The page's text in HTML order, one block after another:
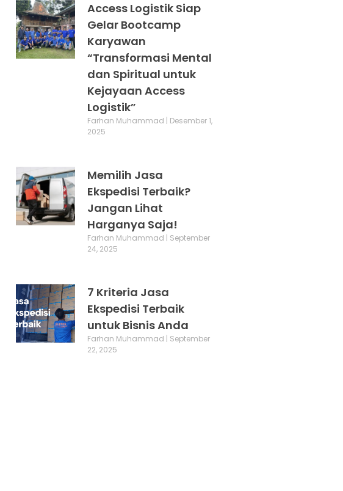
Access Logistik Siap
Gelar Bootcamp
Karyawan
“Transformasi Mental
dan Spiritual untuk
Kejayaan Access
Logistik”
Farhan Muhammad
Desember 1,
2025
Memilih Jasa
Ekspedisi Terbaik?
Jangan Lihat
Harganya Saja!
Farhan Muhammad
September
24, 2025
7 Kriteria Jasa
Ekspedisi Terbaik
untuk Bisnis Anda
Farhan Muhammad
September
22, 2025